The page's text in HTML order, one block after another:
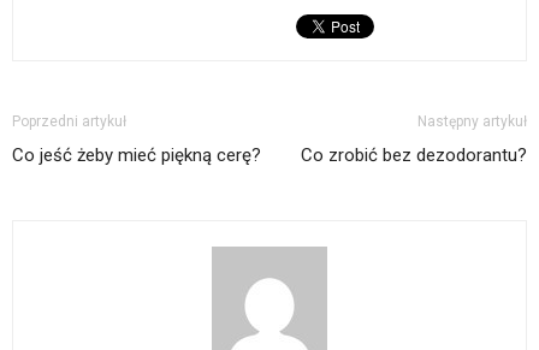
Poprzedni artykuł
Co jeść żeby mieć piękną cerę?
Następny artykuł
Co zrobić bez dezodorantu?